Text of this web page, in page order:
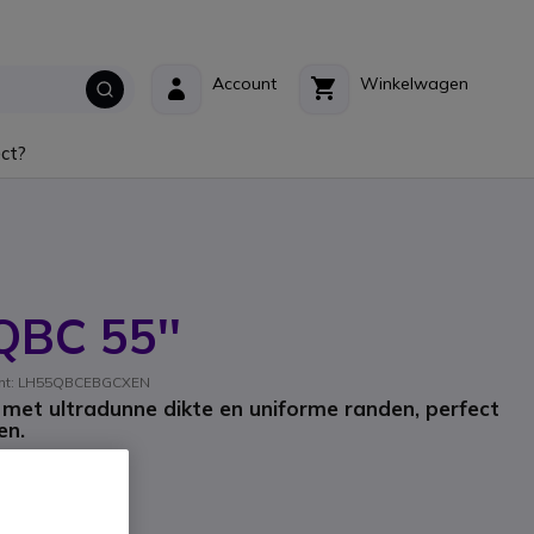
Winkelwagen
Account
55''
LH55QBCEBGCXEN
met ultradunne dikte en uniforme randen, perfect